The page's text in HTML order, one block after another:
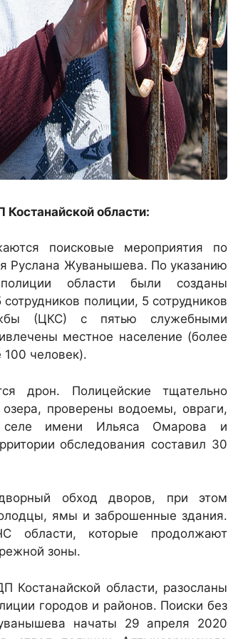
области:
поисковые мероприятия по
Руслана Жуванышева. По указанию
области были созданы
полиции, 5 сотрудников
(ЦКС) с пятью служебными
местное население (более
человек).
дрон. Полицейские тщательно
проверены водоемы, овраги,
селе имени Ильяса Омарова и
обследования составил 30
обход дворов, при этом
ямы и заброшенные здания.
области, которые продолжают
зоны.
Костанайской области, разосланы
городов и районов. Поиски без
начаты 29 апреля 2020